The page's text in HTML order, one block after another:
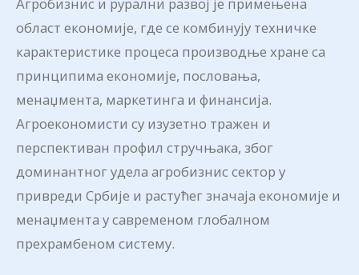
област економије, где се комбинују техничке
карактеристике процеса производње хране са
принципима економије, пословања,
менаџмента, маркетинга и финансија.
Агроекономисти су изузетно тражен и
перспективан профил стручњака, због
доминантног удела агробизнис сектор у
привреди Србије и растућег значаја економије и
менаџмента у савременом глобалном
прехрамбеном систему.